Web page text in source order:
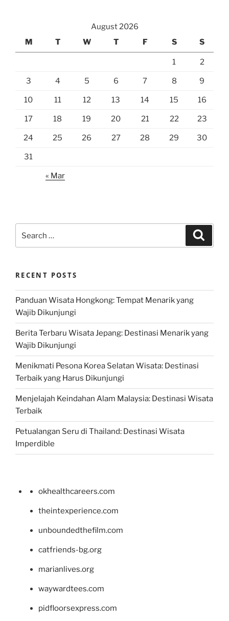
August 2026
M
T W T F S S
1 2
3 4 5 6 7 8 9
10 11 12 13 14 15 16
17 18 19 20 21 22 23
24 25 26 27 28 29 30
31
« Mar
for:
RECENT POSTS
Panduan Wisata Hongkong: Tempat Menarik yang
Wajib Dikunjungi
Berita Terbaru Wisata Jepang: Destinasi Menarik yang
Wajib Dikunjungi
Menikmati Pesona Korea Selatan Wisata: Destinasi
Terbaik yang Harus Dikunjungi
Menjelajah Keindahan Alam Malaysia: Destinasi Wisata
Terbaik
Petualangan Seru di Thailand: Destinasi Wisata
Imperdible
okhealthcareers.com
theintexperience.com
unboundedthefilm.com
catfriends-bg.org
marianlives.org
waywardtees.com
pidfloorsexpress.com